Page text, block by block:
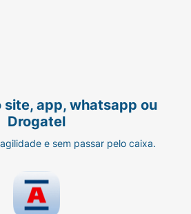
site, app, whatsapp ou
Drogatel
e sem passar pelo caixa.